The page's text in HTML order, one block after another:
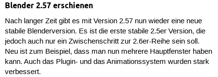
Blender 2.57 erschienen
Nach langer Zeit gibt es mit Version 2.57 nun wieder eine neue
stabile Blenderversion. Es ist die erste stabile 2.5er Version, die
jedoch auch nur ein Zwischenschritt zur 2.6er-Reihe sein soll.
Neu ist zum Beispiel, dass man nun mehrere Hauptfenster haben
kann. Auch das Plugin- und das Animationssystem wurden stark
verbessert.